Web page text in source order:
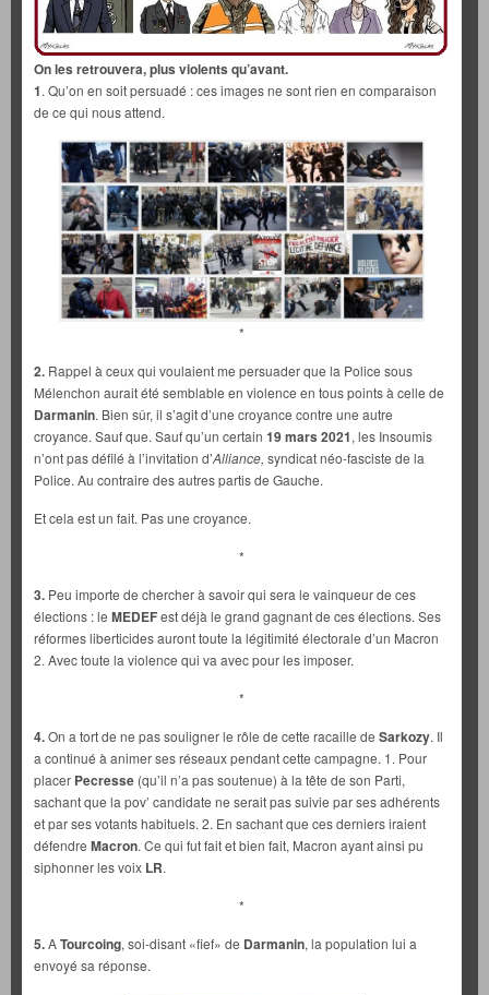
On les retrouvera, plus violents qu’avant.
1. Qu’on en soit persuadé : ces images ne sont rien en comparaison
de ce qui nous attend.
*
2. Rappel à ceux qui voulaient me persuader que la Police sous
Mélenchon aurait été semblable en violence en tous points à celle de
Darmanin. Bien sûr, il s’agit d’une croyance contre une autre
croyance. Sauf que. Sauf qu’un certain 19 mars 2021, les Insoumis
n’ont pas défilé à l’invitation d’Alliance, syndicat néo-fasciste de la
Police. Au contraire des autres partis de Gauche.
Et cela est un fait. Pas une croyance.
*
3. Peu importe de chercher à savoir qui sera le vainqueur de ces
élections : le MEDEFest déjà le grand gagnant de ces élections. Ses
réformes liberticides auront toute la légitimité électorale d’un Macron
2. Avec toute la violence qui va avec pour les imposer.
*
4.On a tort de ne pas souligner le rôle de cette racaille de Sarkozy. Il
a continué à animer ses réseaux pendant cette campagne. 1. Pour
placer Pecresse (qu’il n’a pas soutenue) à la tête de son Parti,
sachant que la pov’ candidate ne serait pas suivie par ses adhérents
et par ses votants habituels. 2. En sachant que ces derniers iraient
défendre Macron. Ce qui fut fait et bien fait, Macron ayant ainsi pu
siphonner les voix LR.
*
5.ATourcoing, soi-disant «fief» de Darmanin, la population lui a
envoyé sa réponse.